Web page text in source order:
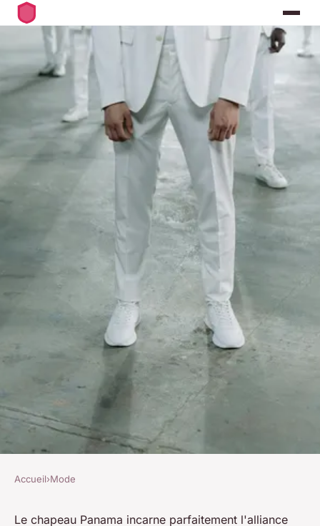
Accueil›Mode
Le chapeau Panama incarne parfaitement l'alliance